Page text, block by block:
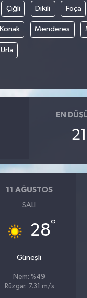
Çiğli Dikili Foça
Konak Menderes
Urla
EN
21
11 AĞUSTOS
SALI
28°
Güneşli
Nem: %49
Rüzgar: 7.31 m/s